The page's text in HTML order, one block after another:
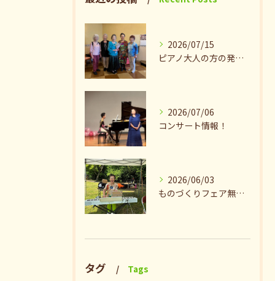
2026/07/15
ピアノ大人の方の発表会兼ねたお茶会🎵
2026/07/06
コンサート情報！
2026/06/03
ものづくりフェア無事終了♪ありがとうございました。
タグ Tags